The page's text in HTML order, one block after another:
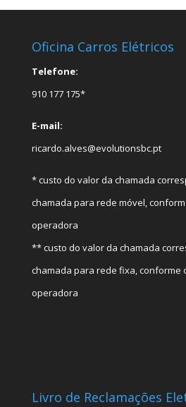
Oficina Carros Elétricos
Telefone:
910 177 175*
E-mail:
ricardo.alves@evolutionsbc.pt
* custo do valor da chamada
chamada para rede móvel,
operadora
** custo do valor da chamada
chamada para rede fixa, conforme
operadora
Livro de Reclamações